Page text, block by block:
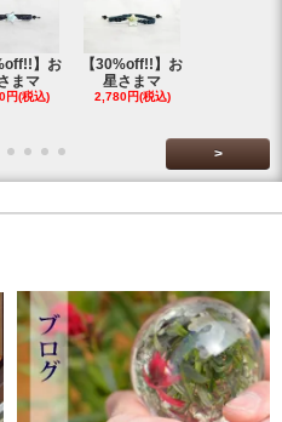
】お
まマ
円(税込)
【30%off!!】お
星さまマ
2,780円(税込)
>